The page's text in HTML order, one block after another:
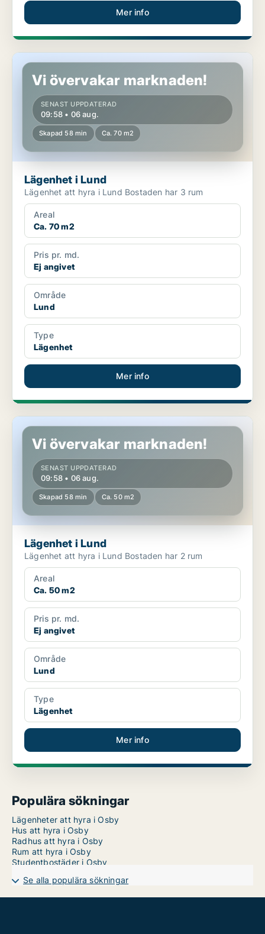
Mer info
Lägenhet i Lund
Vi övervakar marknaden!
SENAST UPPDATERAD
09:58 • 06 aug.
Skapad 58 min Ca. 70 m2
Lägenhet i Lund
Lägenhet att hyra i Lund Bostaden har 3 rum
Areal
Ca. 70 m2
Pris pr. md.
Ej angivet
Område
Lund
Type
Lägenhet
Mer info
Lägenhet i Lund
Vi övervakar marknaden!
SENAST UPPDATERAD
09:58 • 06 aug.
Skapad 58 min Ca. 50 m2
Lägenhet i Lund
Lägenhet att hyra i Lund Bostaden har 2 rum
Areal
Ca. 50 m2
Pris pr. md.
Ej angivet
Område
Lund
Type
Lägenhet
Mer info
Populära sökningar
Lägenheter att hyra i Osby
Hus att hyra i Osby
Radhus att hyra i Osby
Rum att hyra i Osby
Studentbostäder i Osby
Se alla populära sökningar